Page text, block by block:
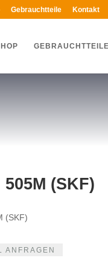
Gebrauchtteile Kontakt
GEBRAUCHTTEILE
505M (SKF)
(SKF)
ANFRAGEN